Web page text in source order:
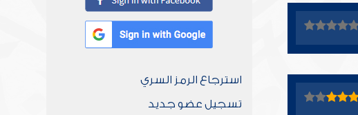
استرجاع الرمز السري
تسجيل عضو جديد